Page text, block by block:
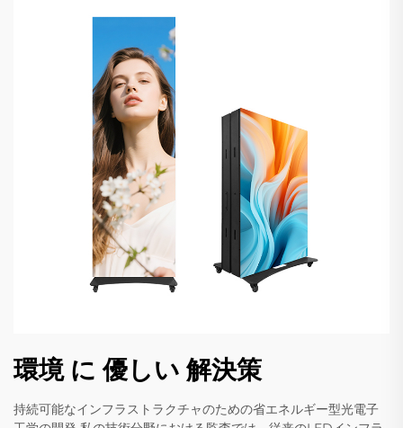
環境 に 優しい 解決策
持続可能なインフラストラクチャのための省エネルギー型光電子